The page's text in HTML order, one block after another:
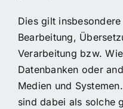
Dies gilt
Bearbeitung,
Verarbeitung bzw.
Datenbanken oder
Medien und
sind dabei als solche